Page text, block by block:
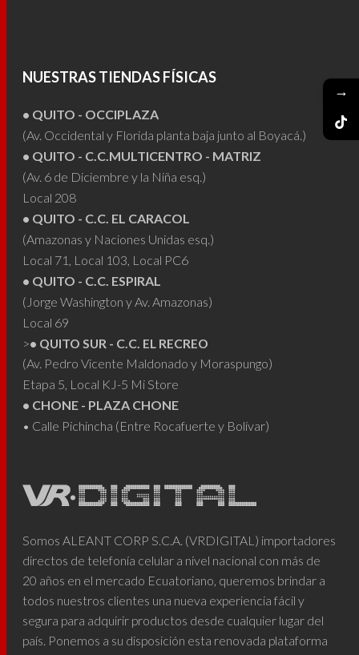
opciones
en
página
de
producto
NUESTRAS TIENDAS FÍSICAS
• QUITO - OCCIPLAZA
(Av. Occidental y Florida planta baja junto al Boyacá.)
• QUITO - C.C.MULTICENTRO - MATRIZ
(Av. 6 de Diciembre y la Niña esq.)
Local 208
• QUITO - C.C. EL CARACOL
(Amazonas y Naciones Unidas esq.)
Local 71, Local 103, Local PC6
• QUITO - C.C. ESPIRAL
(Jorge Washington y Av. Amazonas)
Local 69
>• QUITO SUR - C.C. EL RECREO
(Av. Pedro Vicente Maldonado y Moraspungo)
Etapa 5, Local KJ-5 Mi Store
• CHONE - PLAZA CHONE
• Calle Pichincha (Entre Rocafuerte y Bolívar)
Somos ALEANT CORP S.C.A. (VRDIGITAL) importadores
directos de telefonía celular a nivel nacional con más de
20 años en el mercado Ecuatoriano, queremos brindar a
todos nuestros clientes una nueva experiencia fácil y
segura para adquirir productos desde cualquier lugar del
país. Ponemos a su disposición esta renovada plataforma
→